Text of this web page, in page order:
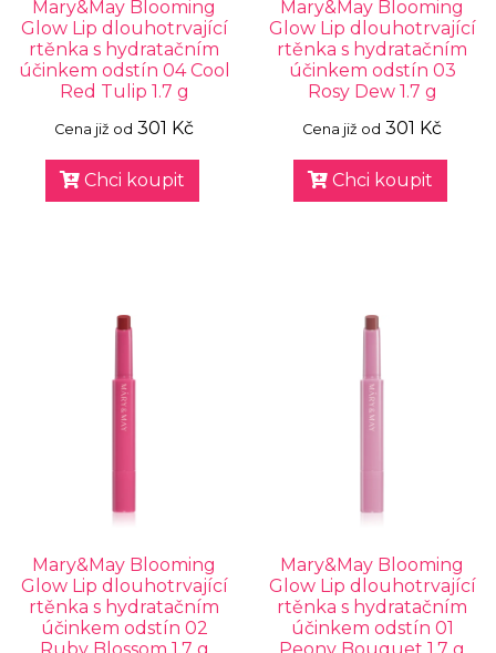
Mary&May Blooming
Glow Lip dlouhotrvající
rtěnka s hydratačním
účinkem odstín 04 Cool
Red Tulip 1.7 g
Cena již od 301 Kč
Chci koupit
Mary&May Blooming
Glow Lip dlouhotrvající
rtěnka s hydratačním
účinkem odstín 03
Rosy Dew 1.7 g
Cena již od 301 Kč
Chci koupit
Mary&May Blooming
Glow Lip dlouhotrvající
rtěnka s hydratačním
účinkem odstín 02
Mary&May Blooming
Glow Lip dlouhotrvající
rtěnka s hydratačním
účinkem odstín 01